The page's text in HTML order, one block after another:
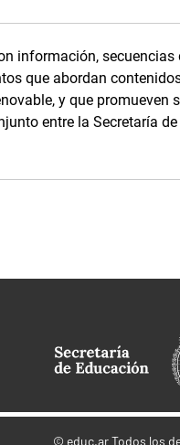
información,
que abordan
y que promueven
entre la Secretaría
© educ.arTodos los